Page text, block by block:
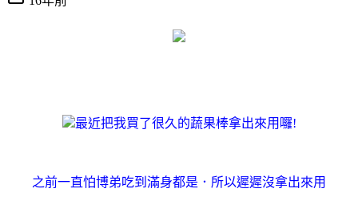
最近把我買了很久的蔬果棒拿出來用囉!
之前一直怕博弟吃到滿身都是．所以遲遲沒拿出來用